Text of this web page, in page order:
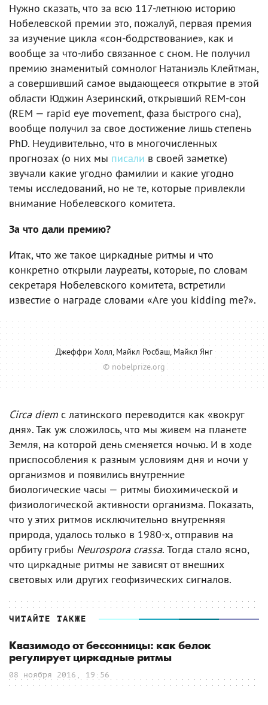
Нужно сказать, что за всю 117-летнюю историю
Нобелевской премии это, пожалуй, первая премия
за изучение цикла «сон-бодрствование», как и
вообще за что-либо связанное с сном. Не получил
премию знаменитый сомнолог Натаниэль Клейтман,
а совершивший самое выдающееся открытие в этой
области Юджин Азеринский, открывший REM-сон
(REM — rapid eye movement, фаза быстрого сна),
вообще получил за свое достижение лишь степень
PhD. Неудивительно, что в многочисленных
прогнозах (о них мы писали в своей заметке)
звучали какие угодно фамилии и какие угодно
темы исследований, но не те, которые привлекли
внимание Нобелевского комитета.
За что дали премию?
Итак, что же такое циркадные ритмы и что
конкретно открыли лауреаты, которые, по словам
секретаря Нобелевского комитета, встретили
известие о награде словами «Are you kidding me?».
Джеффри Холл, Майкл Росбаш, Майкл Янг
© nobelprize.org
Circa diem с латинского переводится как «вокруг
дня». Так уж сложилось, что мы живем на планете
Земля, на которой день сменяется ночью. И в ходе
приспособления к разным условиям дня и ночи у
организмов и появились внутренние
биологические часы — ритмы биохимической и
физиологической активности организма. Показать,
что у этих ритмов исключительно внутренняя
природа, удалось только в 1980-х, отправив на
орбиту грибы Neurospora crassa. Тогда стало ясно,
что циркадные ритмы не зависят от внешних
световых или других геофизических сигналов.
ЧИТАЙТЕ ТАКЖЕ
Квазимодо от бессонницы: как белок
регулирует циркадные ритмы
08 ноября 2016, 19:56